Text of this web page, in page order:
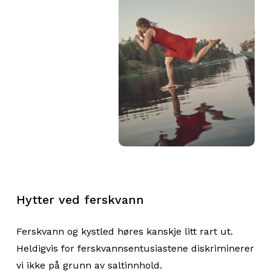
Hytter ved ferskvann
Ferskvann og kystled høres kanskje litt rart ut.
Heldigvis for ferskvannsentusiastene diskriminerer
vi ikke på grunn av saltinnhold.